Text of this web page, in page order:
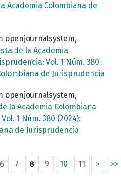
Academia Colombiana de
openjournalsystem,
de la Academia
Vol. 1 Núm. 380
de Jurisprudencia
openjournalsystem,
la Academia Colombiana
1 Núm. 380 (2024):
de Jurisprudencia
6 7 8 9 10 11 > >>